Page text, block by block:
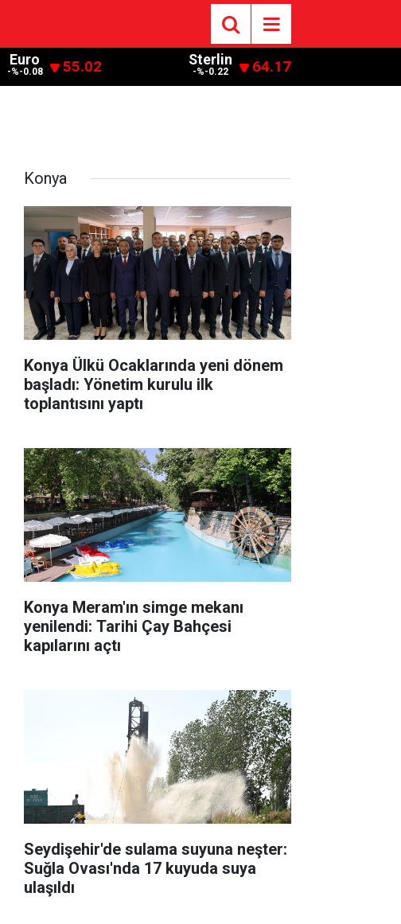
Euro
-%-0.08 55.02 Sterlin
-%-0.22 64.17
Konya
Konya Ülkü Ocaklarında yeni dönem
başladı: Yönetim kurulu ilk
toplantısını yaptı
Konya Meram'ın simge mekanı
yenilendi: Tarihi Çay Bahçesi
kapılarını açtı
Seydişehir'de sulama suyuna neşter:
Suğla Ovası'nda 17 kuyuda suya
ulaşıldı